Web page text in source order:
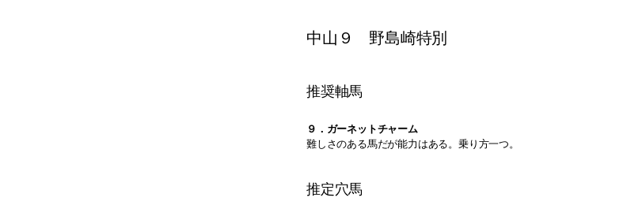
中山９ 野島崎特別
推奨軸馬
９．ガーネットチャーム
難しさのある馬だが能力はある。乗り方一つ。
推定穴馬